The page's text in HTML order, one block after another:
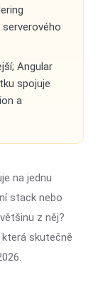
Angular
spojuje
a
na jednu
stack nebo
z něj?
skutečně